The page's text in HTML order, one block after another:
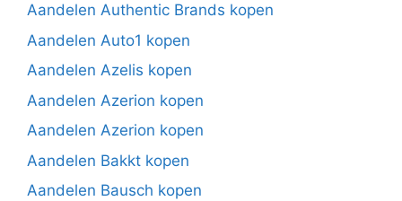
Aandelen Authentic Brands kopen
Aandelen Auto1 kopen
Aandelen Azelis kopen
Aandelen Azerion kopen
Aandelen Azerion kopen
Aandelen Bakkt kopen
Aandelen Bausch kopen